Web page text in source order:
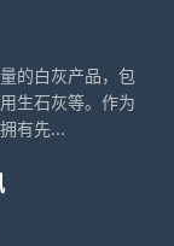
的白灰产品，包
生石灰等。作为
有先...